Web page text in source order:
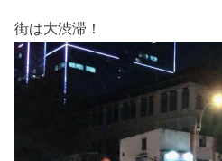
街は大渋滞！